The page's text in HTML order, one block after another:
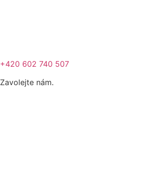
+420 602 740 507
Zavolejte nám.